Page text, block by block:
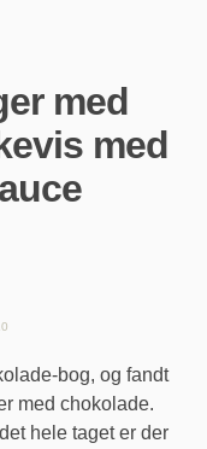
med
med
bog, og fandt
med chokolade.
hele taget er der